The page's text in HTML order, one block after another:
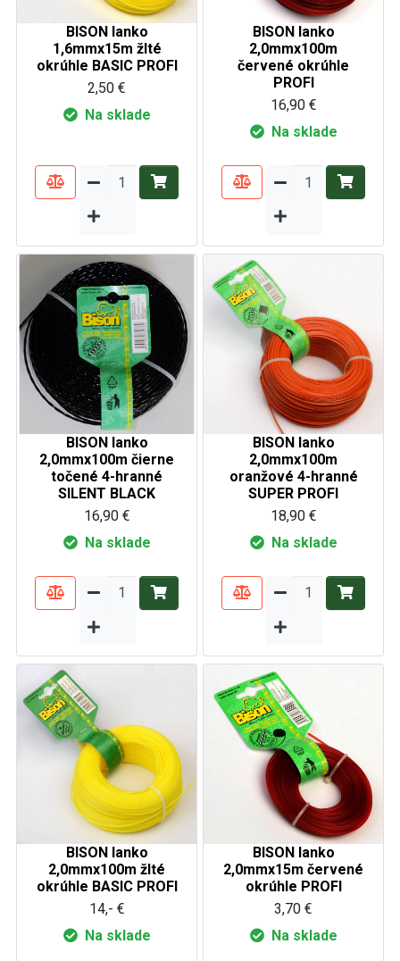
BISON lanko
1,6mmx15m žlté
okrúhle BASIC PROFI
2,50 €
Na sklade
BISON lanko
2,0mmx100m
červené okrúhle
PROFI
16,90 €
Na sklade
BISON lanko
2,0mmx100m čierne
točené 4-hranné
SILENT BLACK
16,90 €
Na sklade
BISON lanko
2,0mmx100m
oranžové 4-hranné
SUPER PROFI
18,90 €
Na sklade
BISON lanko
2,0mmx100m žlté
okrúhle BASIC PROFI
14,- €
Na sklade
BISON lanko
2,0mmx15m červené
okrúhle PROFI
3,70 €
Na sklade